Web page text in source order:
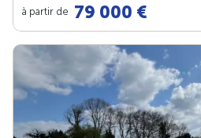
à partir de 79 000 €